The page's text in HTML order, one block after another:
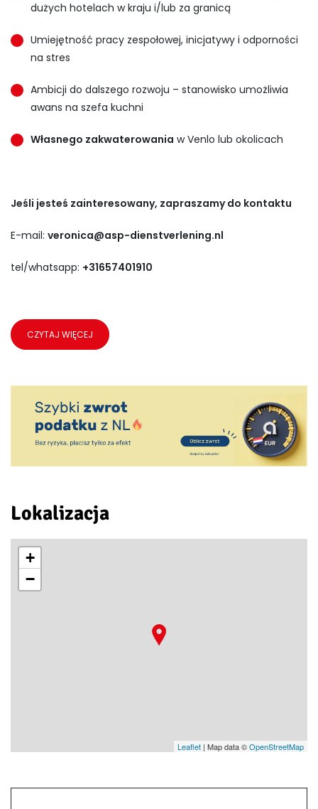
dużych hotelach w kraju i/lub za granicą
Umiejętność pracy zespołowej, inicjatywy i odporności
na stres
Ambicji do dalszego rozwoju – stanowisko umożliwia
awans na szefa kuchni
Własnego zakwaterowania w Venlo lub okolicach
Jeśli jesteś zainteresowany, zapraszamy do kontaktu
E-mail: veronica@asp-dienstverlening.nl
tel/whatsapp: +31657401910
CZYTAJ WIĘCEJ
Lokalizacja
+
−
Leaflet | Map data ©OpenStreetMap